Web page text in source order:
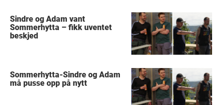
Sindre og Adam vant
Sommerhytta – fikk uventet
beskjed
Sommerhytta-Sindre og Adam
må pusse opp på nytt